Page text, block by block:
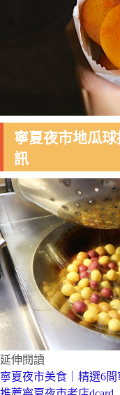
寧夏夜市地瓜
訊
延伸閱讀
寧夏夜市美食｜精選6